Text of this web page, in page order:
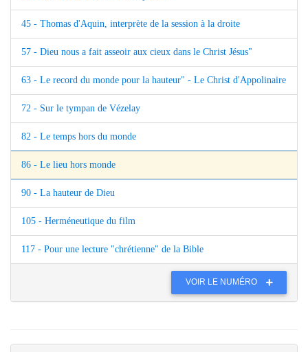
45 - Thomas d'Aquin, interprète de la session à la droite
57 - Dieu nous a fait asseoir aux cieux dans le Christ Jésus"
63 - Le record du monde pour la hauteur" - Le Christ d'Appolinaire
72 - Sur le tympan de Vézelay
82 - Le temps hors du monde
86 - Le lieu hors monde
90 - La hauteur de Dieu
105 - Herméneutique du film
117 - Pour une lecture "chrétienne" de la Bible
VOIR LE NUMÉRO